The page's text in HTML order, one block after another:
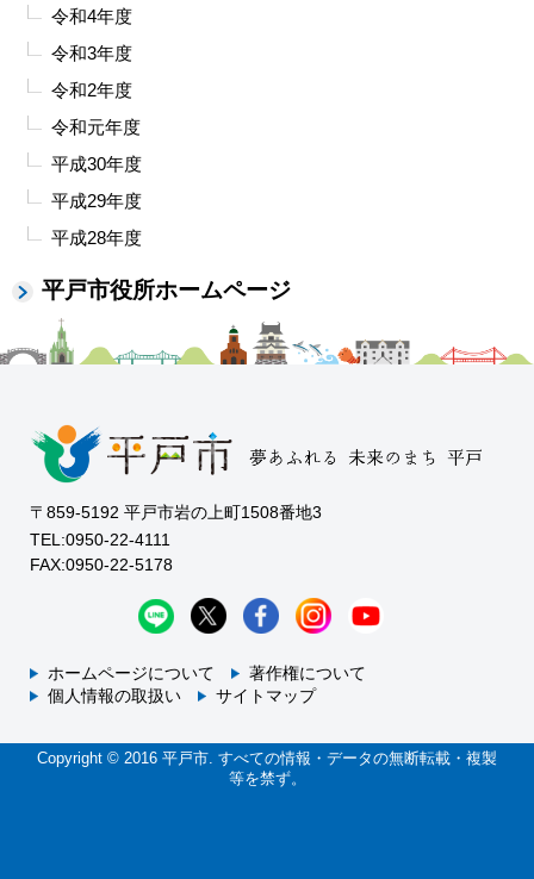
令和4年度
令和3年度
令和2年度
令和元年度
平成30年度
平成29年度
平成28年度
平戸市役所ホームページ
〒859-5192 平戸市岩の上町1508番地3
TEL:0950-22-4111
FAX:0950-22-5178
ホームページについて
著作権について
個人情報の取扱い
サイトマップ
Copyright © 2016 平戸市. すべての情報・データの無断転載・複製
等を禁ず。